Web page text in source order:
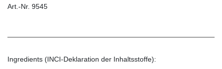
Art.-Nr. 9545
Ingredients (INCI-Deklaration der Inhaltsstoffe):